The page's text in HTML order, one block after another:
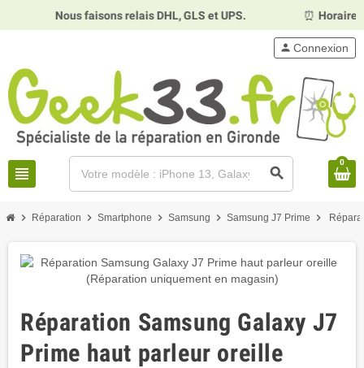
Nous faisons relais DHL, GLS et UPS. Horaires :Mardi,
view_headline search
person Connexion
0
chevron_right Réparation chevron_right Smartphone chevron_right Samsung chevron_right Samsung J7 Prime chevron_right
Réparation Samsung Galaxy J7
Prime haut parleur oreille